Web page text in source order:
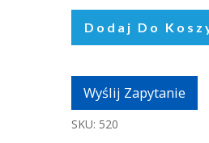
Dodaj Do
Wyślij Zapytanie
SKU: 520